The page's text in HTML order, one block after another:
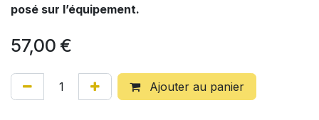
posé sur l’équipement.
57,00 €
Ajouter au panier